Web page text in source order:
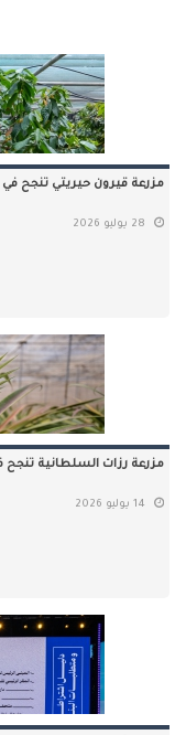
مزرعة قيرون حيريتي تنجح في
28 يوليو 2026
مزرعة رزات السلطانية تنجح
14 يوليو 2026